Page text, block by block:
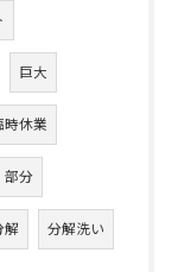
巨大
時休業
部分
解 分解洗い